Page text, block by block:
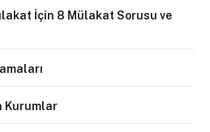
İçin 8 Mülakat Sorusu ve
Kurumlar